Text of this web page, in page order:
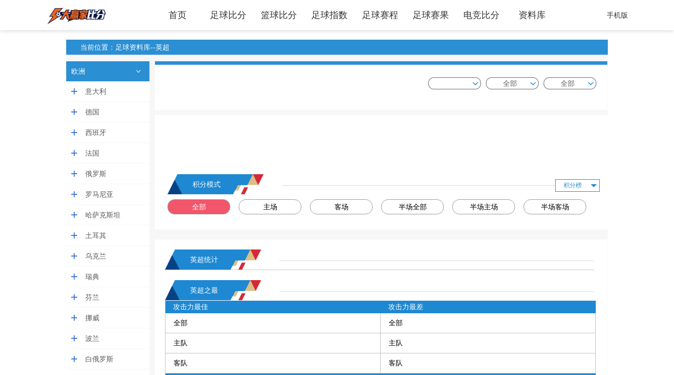
首页 足球比分 篮球比分 足球指数 足球赛程 足球赛果 电竞比分 资料库 手机版
当前位置：足球资料库--英超
欧洲
意大利
德国
西班牙
法国
俄罗斯
罗马尼亚
哈萨克斯坦
土耳其
乌克兰
瑞典
芬兰
挪威
波兰
白俄罗斯
全部 全部
积分模式 积分榜
全部 主场 客场 半场全部 半场主场 半场客场
英超统计
英超之最
攻击力最佳
全部
主队
客队
攻击力最差
全部
主队
客队